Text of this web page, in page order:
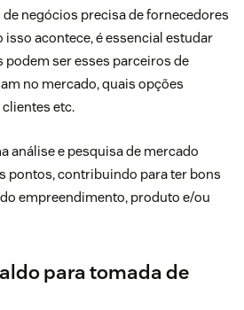
negócios precisa de fornecedores
isso acontece, é essencial estudar
ser esses parceiros de
no mercado, quais opções
etc.
análise e pesquisa de mercado
pontos, contribuindo para ter bons
empreendimento, produto e/ou
para tomada de